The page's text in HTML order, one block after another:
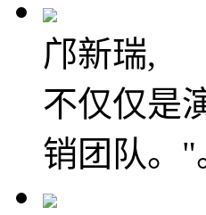
邝新瑞,
不仅仅是
销团队。"